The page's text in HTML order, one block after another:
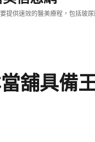
提供速效的醫美療程，包括玻
舖具備